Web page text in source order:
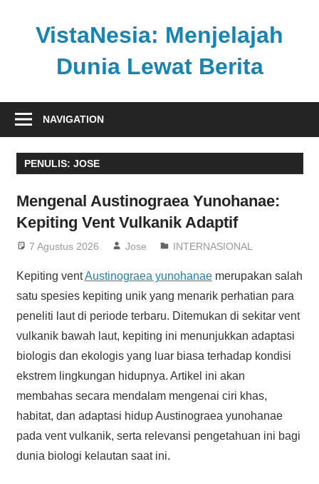
VistaNesia: Menjelajah
Dunia Lewat Berita
nasional
global
dalam
platform
informatif
NAVIGATION
PENULIS: JOSE
Mengenal Austinograea Yunohanae:
Kepiting Vent Vulkanik Adaptif
7 Agustus 2026 Jose INTERNASIONAL
Kepiting ventAustinograea yunohanaemerupakan salah
satu spesies kepiting unik yang menarik perhatian para
peneliti laut di periode terbaru. Ditemukan di sekitar vent
vulkanik bawah laut, kepiting ini menunjukkan adaptasi
biologis dan ekologis yang luar biasa terhadap kondisi
ekstrem lingkungan hidupnya. Artikel ini akan
membahas secara mendalam mengenai ciri khas,
habitat, dan adaptasi hidup Austinograea yunohanae
pada vent vulkanik, serta relevansi pengetahuan ini bagi
dunia biologi kelautan saat ini.